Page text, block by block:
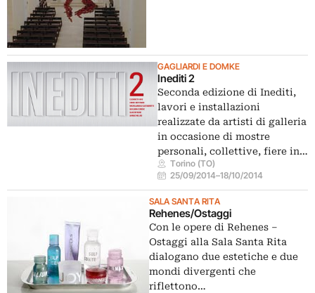
GAGLIARDI E DOMKE
Inediti 2
Seconda edizione di Inediti,
lavori e installazioni
realizzate da artisti di galleria
in occasione di mostre
personali, collettive, fiere in…
Torino (TO)
25/09/2014–18/10/2014
SALA SANTA RITA
Rehenes/Ostaggi
Con le opere di Rehenes –
Ostaggi alla Sala Santa Rita
dialogano due estetiche e due
mondi divergenti che
riflettono…